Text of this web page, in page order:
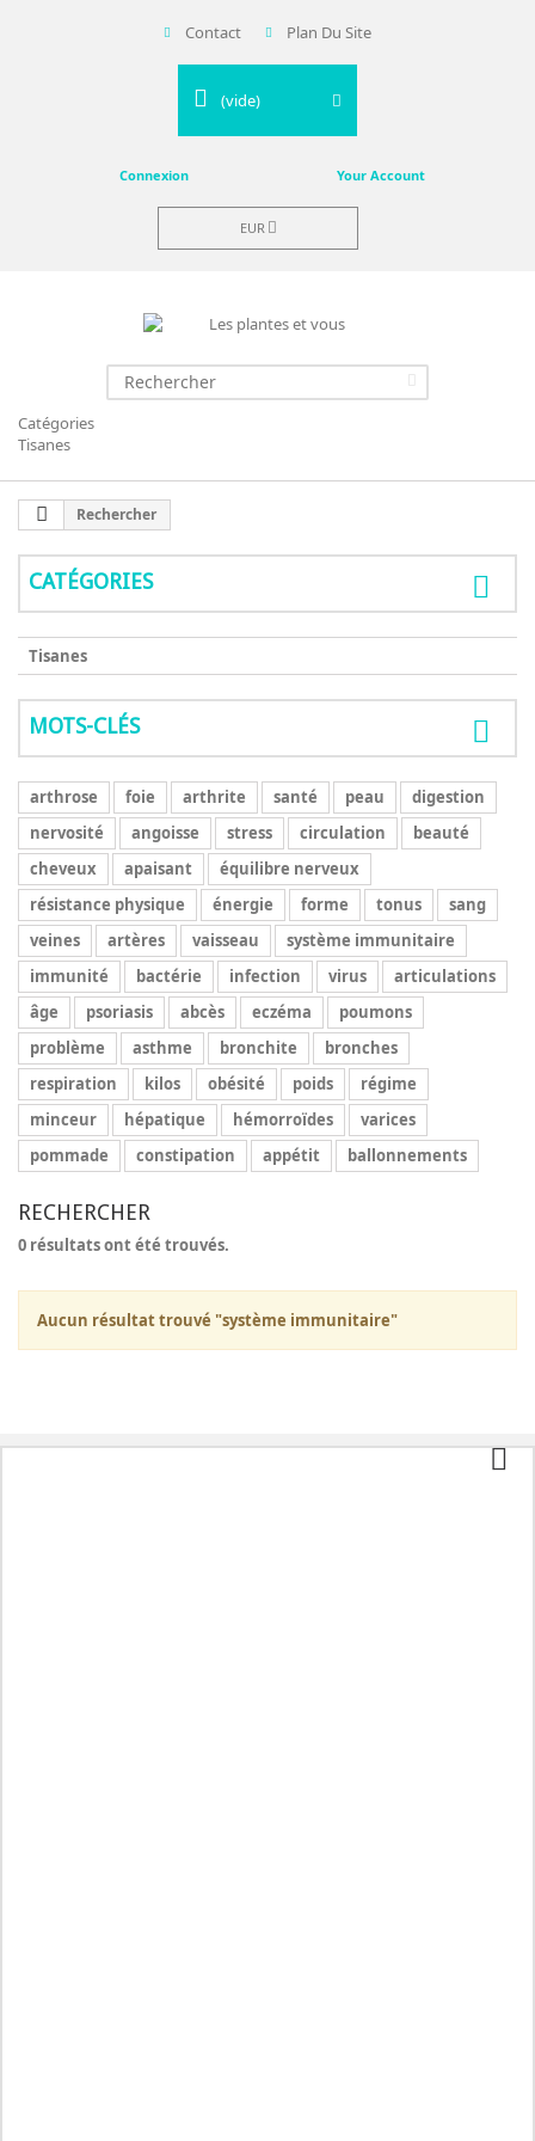
Contact Plan Du Site
(vide)
Connexion Your Account
EUR
Catégories
Tisanes
Rechercher
CATÉGORIES
Tisanes
MOTS-CLÉS
arthrose foie arthrite santé peau
digestion
nervosité
angoisse stress circulation
beauté
cheveux
apaisant
équilibre nerveux
résistance physique
énergie forme tonus
sang
veines
artères vaisseau
système immunitaire
immunité
bactérie infection virus
articulations
âge
psoriasis abcès eczéma
poumons
problème
asthme bronchite
bronches
respiration
kilos obésité poids
régime
minceur
hépatique hémorroïdes
varices
pommade
constipation appétit ballonnements
RECHERCHER
0 résultats ont été trouvés.
Aucun résultat trouvé "système immunitaire"